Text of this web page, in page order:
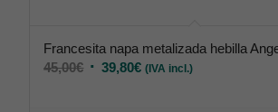
Francesita napa metalizada hebilla
45,00€ 39,80€ (IVA incl.)